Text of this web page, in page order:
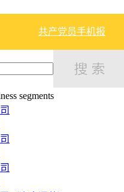
共产党员手机报
segments